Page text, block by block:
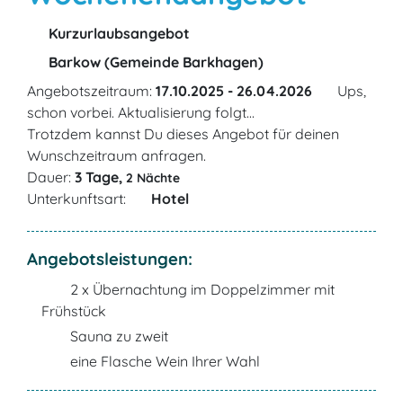
Kurzurlaubsangebot
Barkow (Gemeinde Barkhagen)
Angebotszeitraum: 17.10.2025 - 26.04.2026
Ups,
schon vorbei. Aktualisierung folgt...
Trotzdem kannst Du dieses Angebot für deinen
Wunschzeitraum anfragen.
Dauer: 3 Tage, 2 Nächte
Unterkunftsart: Hotel
Angebotsleistungen:
2 x Übernachtung im Doppelzimmer mit
Frühstück
Sauna zu zweit
eine Flasche Wein Ihrer Wahl